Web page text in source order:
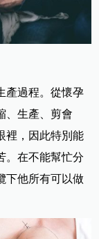
產過程。從懷孕
、生產、剪會
裡，因此特別能
。在不能幫忙分
下他所有可以做